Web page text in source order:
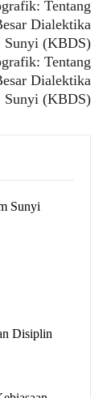
Tentang
Dialektika
Sunyi (KBDS)
Sunyi
Disiplin